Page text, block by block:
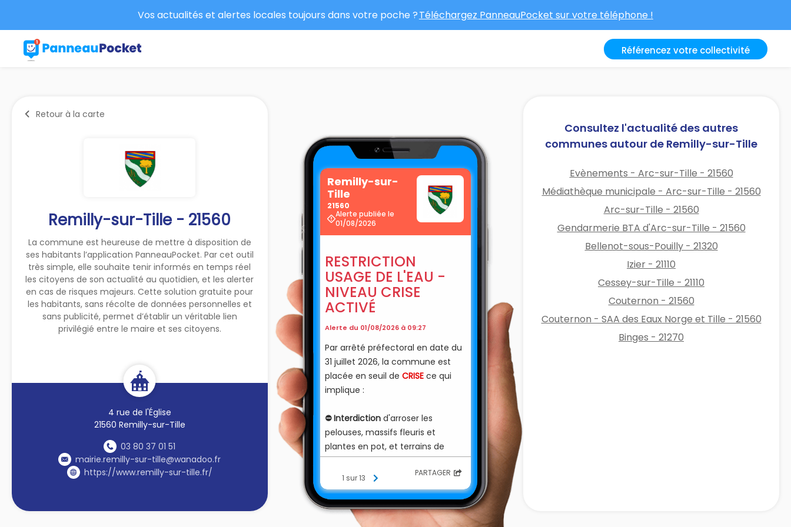
Vos actualités et alertes locales toujours dans votre poche ?Téléchargez PanneauPocket sur votre téléphone !
Référencez votre collectivité
Retour à la carte
Remilly-sur-Tille - 21560
La commune est heureuse de mettre à disposition de
ses habitants l’application PanneauPocket. Par cet outil
très simple, elle souhaite tenir informés en temps réel
les citoyens de son actualité au quotidien, et les alerter
en cas de risques majeurs. Cette solution gratuite pour
les habitants, sans récolte de données personnelles et
sans publicité, permet d’établir un véritable lien
privilégié entre le maire et ses citoyens.
4 rue de l'Église
21560 Remilly-sur-Tille
03 80 37 01 51
mairie.remilly-sur-tille@wanadoo.fr
https://www.remilly-sur-tille.fr/
Remilly-sur-
Tille
21560
Alerte publiée le
01/08/2026
RESTRICTION
USAGE DE L'EAU -
NIVEAU CRISE
ACTIVÉ
Alerte du 01/08/2026 à 09:27
Par arrêté préfectoral en date du
31 juillet 2026, la commune est
placée en seuil de CRISEce qui
implique :
⛔️Interdiction d'arroser les
pelouses, massifs fleuris et
plantes en pot, et terrains de
sport, meme la nuit
Interdiction
d'arroser les
potagers entre 09h et 20h
⛔️ Interdictionde laver les
façades, toitures, trottoirs,
1 sur 13 PARTAGER
Consultez l'actualité des autres
communes autour de Remilly-sur-Tille
Evènements - Arc-sur-Tille - 21560
Médiathèque municipale - Arc-sur-Tille - 21560
Arc-sur-Tille - 21560
Gendarmerie BTA d'Arc-sur-Tille - 21560
Bellenot-sous-Pouilly - 21320
Izier - 21110
Cessey-sur-Tille - 21110
Couternon - 21560
Couternon - SAA des Eaux Norge et Tille - 21560
Binges - 21270